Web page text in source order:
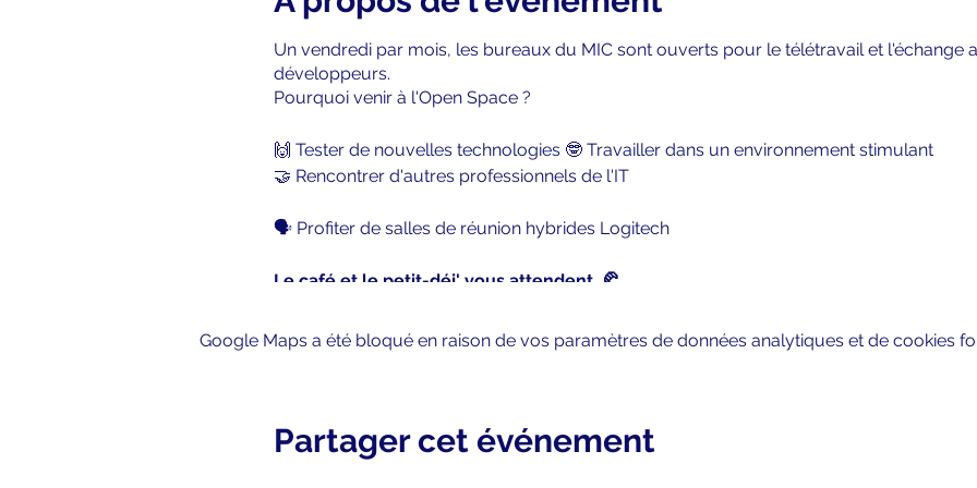
Un vendredi par mois, les bureaux du MIC sont ouverts pour le télétravail et l'échange
développeurs.
Pourquoi venir à l'Open Space ?
🙌 Tester de nouvelles technologies 🤓 Travailler dans un environnement stimulant
🤝 Rencontrer d'autres professionnels de l'IT
🗣️ Profiter de salles de réunion hybrides Logitech
Le café et le petit-déj' vous attendent. 🥐
Google Maps a été bloqué en raison de vos paramètres de données analytiques et de cookies
Partager cet événement